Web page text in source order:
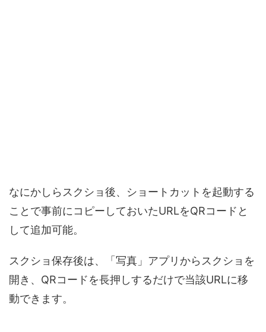
なにかしらスクショ後、ショートカットを起動する
ことで事前にコピーしておいたURLをQRコードと
して追加可能。
スクショ保存後は、「写真」アプリからスクショを
開き、QRコードを長押しするだけで当該URLに移
動できます。